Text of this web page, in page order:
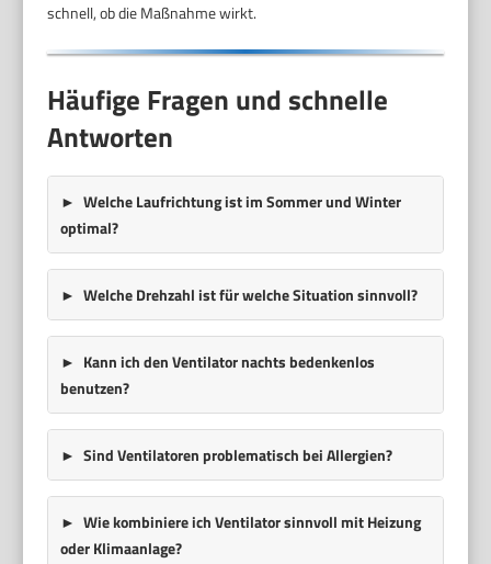
schnell, ob die Maßnahme wirkt.
Häufige Fragen und schnelle
Antworten
Welche Laufrichtung ist im Sommer und Winter
optimal?
Welche Drehzahl ist für welche Situation sinnvoll?
Kann ich den Ventilator nachts bedenkenlos
benutzen?
Sind Ventilatoren problematisch bei Allergien?
Wie kombiniere ich Ventilator sinnvoll mit Heizung
oder Klimaanlage?